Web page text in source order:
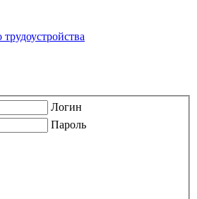
Логин
Пароль